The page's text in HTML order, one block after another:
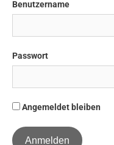
Benutzername
Passwort
Angemeldet bleiben